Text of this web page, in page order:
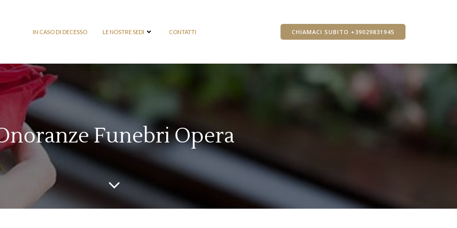
IN CASO DI DECESSO LE NOSTRE SEDI CONTATTI CHIAMACI SUBITO +39029831945
Funebri Opera